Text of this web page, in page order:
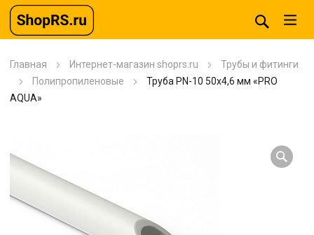
Главная Интернет-магазин shoprs.ru
Трубы и фитинги
Полипропиленовые
Труба PN-10 50х4,6 мм «PRO
AQUA»